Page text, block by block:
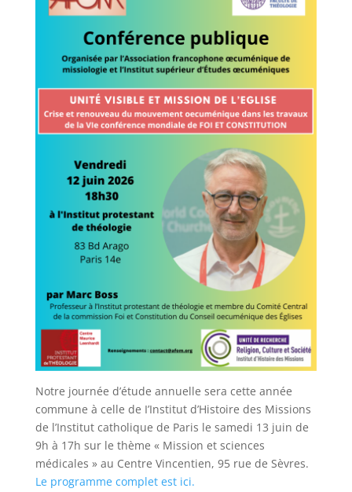
Notre journée d’étude annuelle sera cette année
commune à celle de I’Institut d’Histoire des Missions
de l’Institut catholique de Paris le samedi 13 juin de
9h à 17h sur le thème « Mission et sciences
médicales » au Centre Vincentien, 95 rue de Sèvres.
Le programme complet est ici.